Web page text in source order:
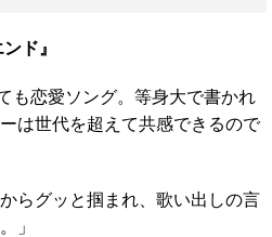
ド』
も恋愛ソング。等身大で書かれ
は世代を超えて共感できるので
らグッと掴まれ、歌い出しの言
」